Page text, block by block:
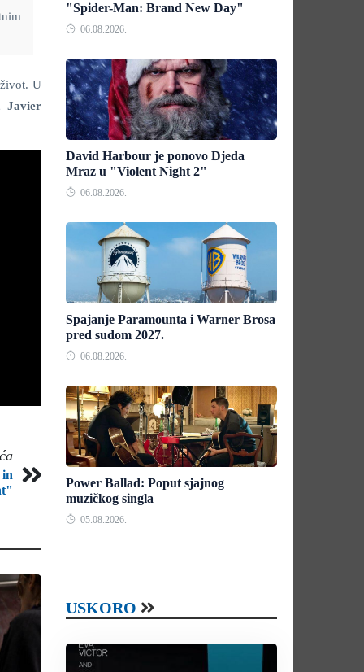
U
Javier
in
"Spider-Man: Brand New Day"
06.08.2026.
David Harbour je ponovo Djeda
Mraz u "Violent Night 2"
06.08.2026.
Spajanje Paramounta i Warner Brosa
pred sudom 2027.
06.08.2026.
Power Ballad: Poput sjajnog
muzičkog singla
05.08.2026.
USKORO